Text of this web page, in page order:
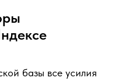
базы все усилия